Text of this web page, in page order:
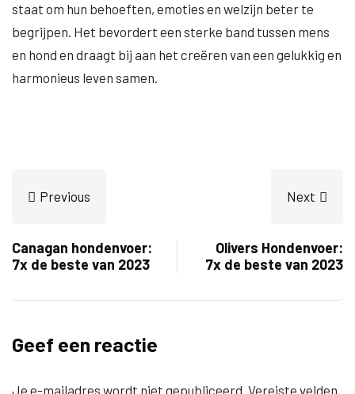
staat om hun behoeften, emoties en welzijn beter te
begrijpen. Het bevordert een sterke band tussen mens
en hond en draagt bij aan het creëren van een gelukkig en
harmonieus leven samen.
Previous
Canagan hondenvoer:
7x de beste van 2023
Next
Olivers Hondenvoer:
7x de beste van 2023
Geef een reactie
Je e-mailadres wordt niet gepubliceerd. Vereiste velden